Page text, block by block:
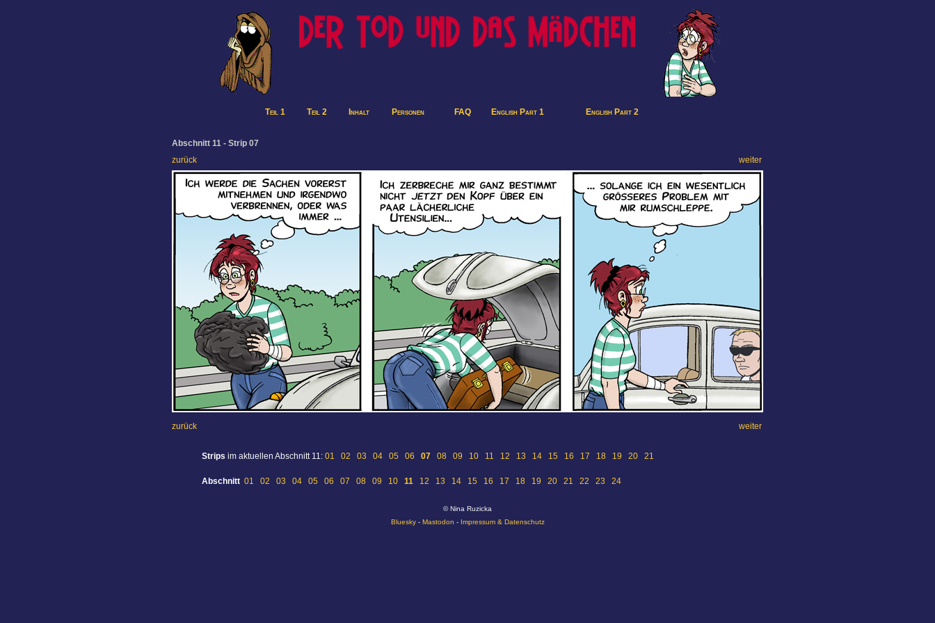
Teil 1 Teil 2 Inhalt Personen FAQ English Part 1 English Part 2
Abschnitt 11 - Strip 07
zurück
weiter
zurück weiter
Strips im aktuellen Abschnitt 11: 01 02 03 04 05 06 07 08 09 10 11 12 13 14 15 16 17 18 19 20 21
Abschnitt 01 02 03 04 05 06 07 08 09 10 11 12 13 14 15 16 17 18 19 20 21 22 23 24
© Nina Ruzicka
Bluesky- Mastodon - Impressum & Datenschutz